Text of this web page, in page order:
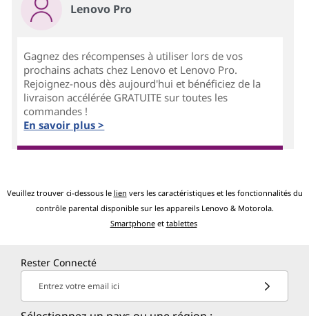
Lenovo Pro
Gagnez des récompenses à utiliser lors de vos
prochains achats chez Lenovo et Lenovo Pro.
Rejoignez-nous dès aujourd'hui et bénéficiez de la
livraison accélérée GRATUITE sur toutes les
commandes !
En savoir plus >
Veuillez trouver ci-dessous le lien vers les caractéristiques et les fonctionnalités du
contrôle parental disponible sur les appareils Lenovo & Motorola.
Smartphoneet tablettes
Rester Connecté
Entrez votre email ici